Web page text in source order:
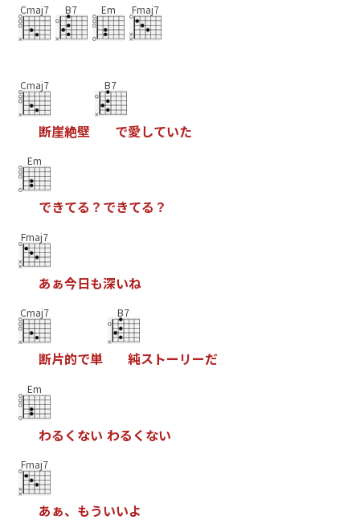
Cmaj7 B7 Em Fmaj7
Cmaj7
断崖絶壁
B7
で愛していた
Em
できてる ？ できてる ？
Fmaj7
あぁ今日も深いね
Cmaj7
断片的で単
B7
純ス トー リーだ
Em
わる く ない わる く ない
Fmaj7
あぁ、 もういいよ